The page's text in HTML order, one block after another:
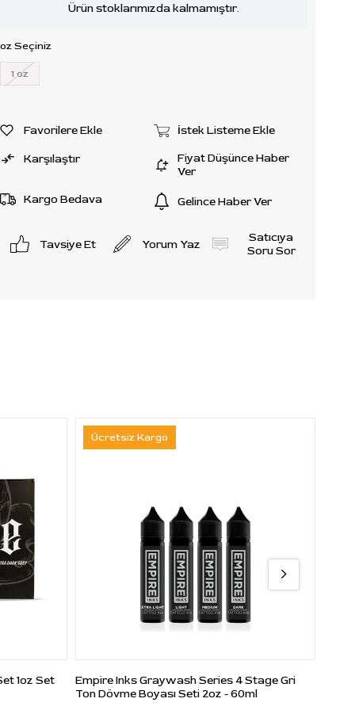
Ürün stoklarımızda kalmamıştır.
oz Seçiniz
1 oz
Favorilere Ekle İstek Listeme Ekle
Karşılaştır
Fiyat Düşünce Haber
Ver
Kargo Bedava Gelince Haber Ver
Tavsiye Et Yorum Yaz
Satıcıya
Soru Sor
1oz Set
Empire Inks Graywash Series 4 Stage Gri
Ton Dövme Boyası Seti 2oz - 60ml
Ücretsiz Kargo